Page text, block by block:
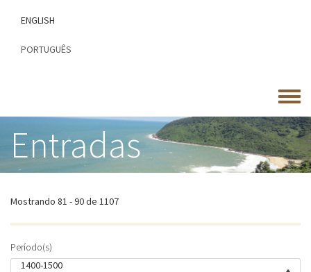
conteúdo
ENGLISH
PORTUGUÊS
Toggle
menu
Entradas
Mostrando 81 - 90 de 1107
Período(s)